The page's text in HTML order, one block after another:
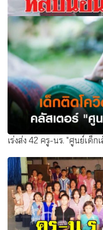
เสื่อม! แม่บังคับลูกสาวนอน
สวมถุงยางให้ด้วยตัวเอง (ค
เร่งส่ง 42 ครู-นร. "ศูนย์เด็